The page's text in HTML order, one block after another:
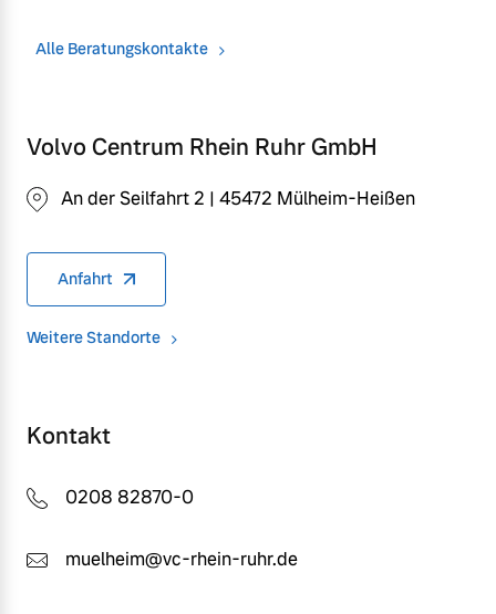
Alle Beratungskontakte
Volvo Centrum Rhein Ruhr GmbH
An der Seilfahrt 2 | 45472 Mülheim-Heißen
Anfahrt
Weitere Standorte
Kontakt
0208 82870-0
muelheim@vc-rhein-ruhr.de